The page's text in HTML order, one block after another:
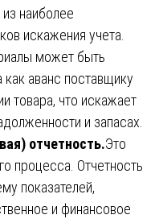
наиболее
искажения учета.
может быть
аванс поставщику
товара, что искажает
и запасах.
отчетность.Это
процесса. Отчетность
показателей,
и финансовое